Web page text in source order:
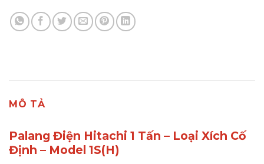
MÔ TẢ
Palang Điện Hitachi 1 Tấn – Loại Xích Cố
Định – Model 1S(H)